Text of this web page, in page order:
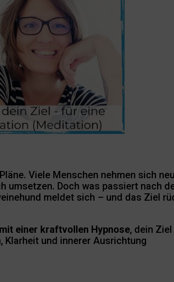
Viele Menschen nehmen sich
umsetzen. Doch was passiert nach
meldet sich – und das Ziel
einer kraftvollen Hypnose, dein Ziel
und innerer Ausrichtung